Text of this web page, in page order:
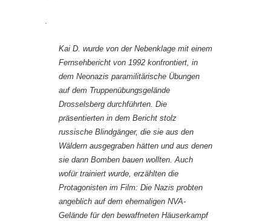
.
Kai D. wurde von der Nebenklage mit einem
Fernsehbericht von 1992 konfrontiert, in
dem Neonazis paramilitärische Übungen
auf dem Truppenübungsgelände
Drosselsberg durchführten. Die
präsentierten in dem Bericht stolz
russische Blindgänger, die sie aus den
Wäldern ausgegraben hätten und aus denen
sie dann Bomben bauen wollten. Auch
wofür trainiert wurde, erzählten die
Protagonisten im Film: Die Nazis probten
angeblich auf dem ehemaligen NVA-
Gelände für den bewaffneten Häuserkampf